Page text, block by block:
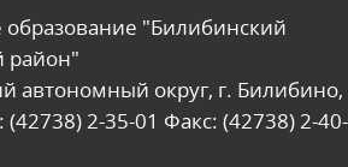
"Билибинский
район"
автономный округ, г. Билибино,
(42738) 2-35-01 Факс: (42738) 2-